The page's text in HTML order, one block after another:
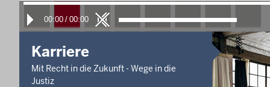
00:00 / 00:00
Karriere
Mit Recht in die Zukunft - Wege in die
Justiz